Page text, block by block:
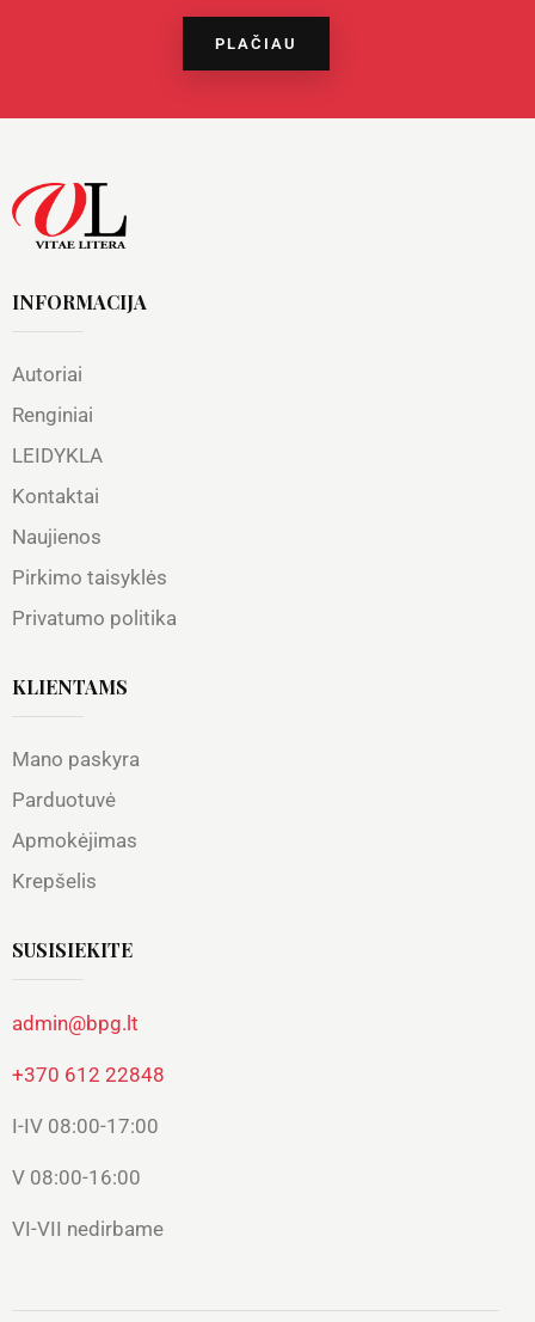
PLAČIAU
INFORMACIJA
Autoriai
Renginiai
LEIDYKLA
Kontaktai
Naujienos
Pirkimo taisyklės
Privatumo politika
KLIENTAMS
Mano paskyra
Parduotuvė
Apmokėjimas
Krepšelis
SUSISIEKITE
admin@bpg.lt
+370 612 22848
I-IV 08:00-17:00
V 08:00-16:00
VI-VII nedirbame